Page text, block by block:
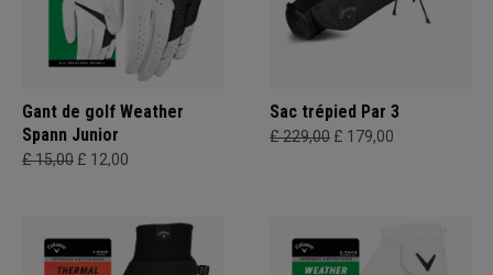
Gant de golf Weather
Spann Junior
£ 15,00 £ 12,00
Sac trépied Par 3
£ 229,00 £ 179,00